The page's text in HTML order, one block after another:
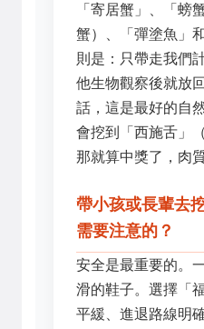
「寄居蟹」、「螃
蟹）、「彈塗魚」
則是：只帶走我們
他生物觀察後就放
話，這是最好的自
會挖到「西施舌」
那就算中獎了，肉
帶小孩或長輩去
需要注意的？
安全是最重要的。
滑的鞋子。選擇「
平緩、進退路線明